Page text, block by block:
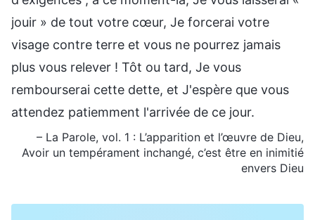
jouir » de tout votre cœur, Je forcerai votre
visage contre terre et vous ne pourrez jamais
plus vous relever ! Tôt ou tard, Je vous
rembourserai cette dette, et J'espère que vous
attendez patiemment l'arrivée de ce jour.
– La Parole, vol. 1 : L’apparition et l’œuvre de Dieu,
Avoir un tempérament inchangé, c’est être en inimitié
envers Dieu